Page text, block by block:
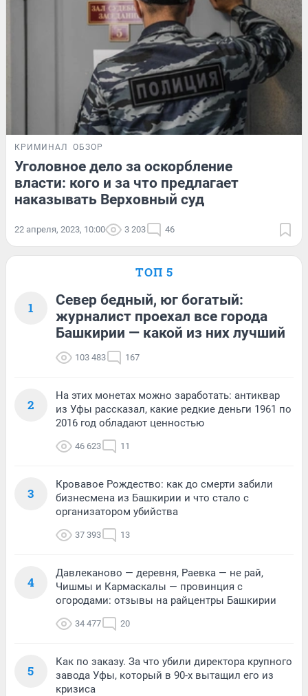
КРИМИНАЛ ОБЗОР
Уголовное дело за оскорбление
власти: кого и за что предлагает
наказывать Верховный суд
22 апреля, 2023, 10:00 3 203 46
ТОП 5
1
Север бедный, юг богатый:
журналист проехал все города
Башкирии — какой из них лучший
103 483 167
2
На этих монетах можно заработать: антиквар
из Уфы рассказал, какие редкие деньги 1961 по
2016 год обладают ценностью
46 623 11
3
Кровавое Рождество: как до смерти забили
бизнесмена из Башкирии и что стало с
организатором убийства
37 393 13
4
Давлеканово — деревня, Раевка — не рай,
Чишмы и Кармаскалы — провинция с
огородами: отзывы на райцентры Башкирии
34 477 20
5
Как по заказу. За что убили директора крупного
завода Уфы, который в 90-х вытащил его из
кризиса